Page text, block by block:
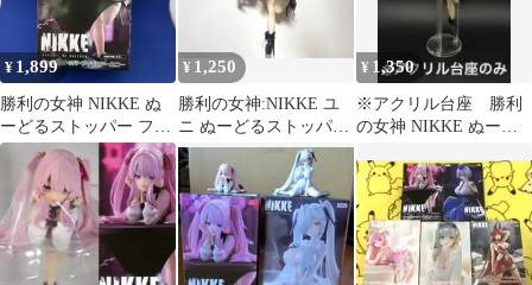
¥ 1,899
勝利の女神 NIKKE ぬ
ーどるストッパー フィ
ギュア ユニ
¥ 1,250
勝利の女神:NIKKE ユ
ニ ぬーどるストッパー
フィギュア ぬーすと
¥ 1,350
※アクリル台座 勝利
の女神 NIKKE ぬーど